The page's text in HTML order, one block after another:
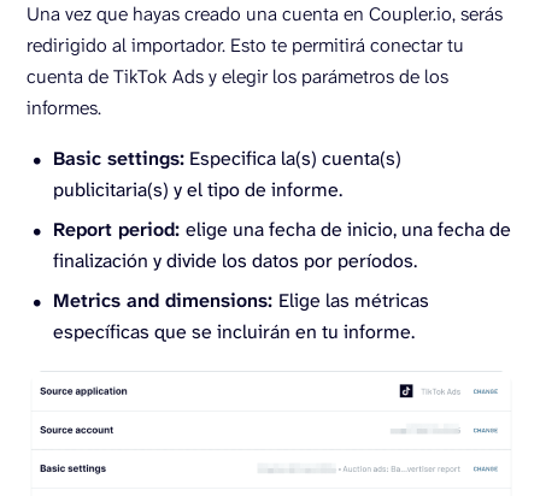
Una vez que hayas creado una cuenta en Coupler.io, serás
redirigido al importador. Esto te permitirá conectar tu
cuenta de TikTok Ads y elegir los parámetros de los
informes.
Basic settings: Especifica la(s) cuenta(s)
publicitaria(s) y el tipo de informe.
Report period: elige una fecha de inicio, una fecha de
finalización y divide los datos por períodos.
Metrics and dimensions: Elige las métricas
específicas que se incluirán en tu informe.